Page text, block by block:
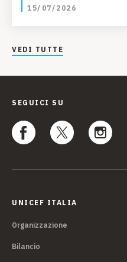
15/07/2026
VEDI TUTTE
SEGUICI SU
UNICEF ITALIA
Organizzazione
Bilancio